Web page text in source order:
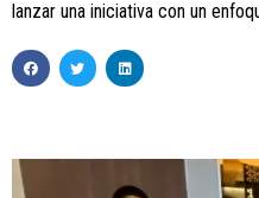
lanzar una iniciativa con un